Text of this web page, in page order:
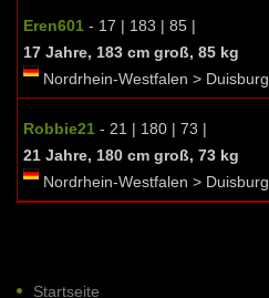
Eren601 - 17 | 183 | 85 |
17 Jahre, 183 cm groß, 85 kg
Nordrhein-Westfalen > Duisburg
Robbie21 - 21 | 180 | 73 |
21 Jahre, 180 cm groß, 73 kg
Nordrhein-Westfalen > Duisburg
Startseite